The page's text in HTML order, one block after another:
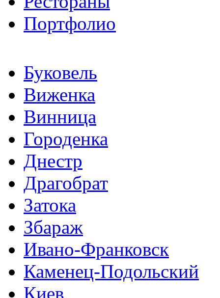
Портфолио
Буковель
Виженка
Винница
Городенка
Днестр
Драгобрат
Затока
Збараж
Ивано-Франковск
Каменец-Подольский
Киев